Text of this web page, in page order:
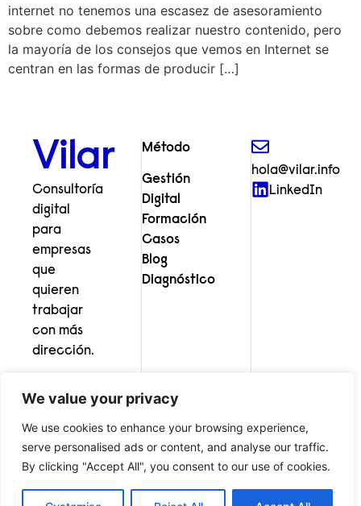
We value your privacy
We use cookies to enhance your browsing experience,
serve personalised ads or content, and analyse our traffic.
By clicking "Accept All", you consent to our use of cookies.
internet no tenemos una escasez de asesoramiento
sobre como debemos realizar nuestro contenido, pero
la mayoría de los consejos que vemos en Internet se
centran en las formas de producir […]
Vilar
Consultoría
digital
para
empresas
que
quieren
trabajar
con más
dirección.
Método
Gestión
Digital
Formación
Casos
Blog
Diagnóstico
hola@vilar.info
LinkedIn